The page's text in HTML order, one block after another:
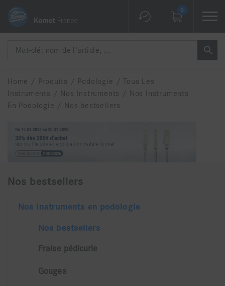
0
Home / Produits / Podologie / Tous Les
Instruments
/ Nos Instruments /
Nos Instruments
En Podologie / Nos bestsellers
Nos bestsellers
Nos instruments en podologie
Nos bestsellers
Fraise pédicurie
Gouges